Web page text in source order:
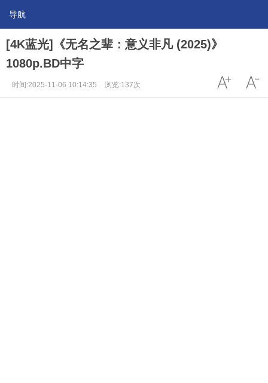
导航
[4K蓝光]《无名之辈：意义非凡 (2025)》
1080p.BD中字
时间:2025-11-06 10:14:35 浏览:137次